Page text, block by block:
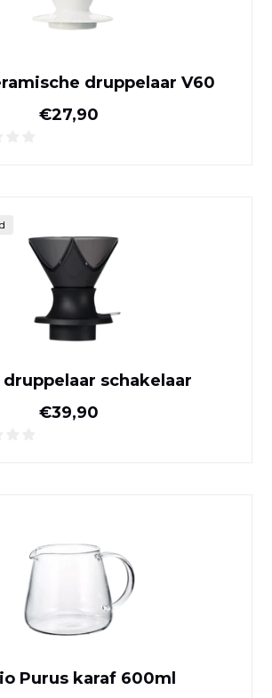
druppelaar V60
Normale prijs
€27,90
druppelaar schakelaar
Normale prijs
€39,90
Purus karaf 600ml